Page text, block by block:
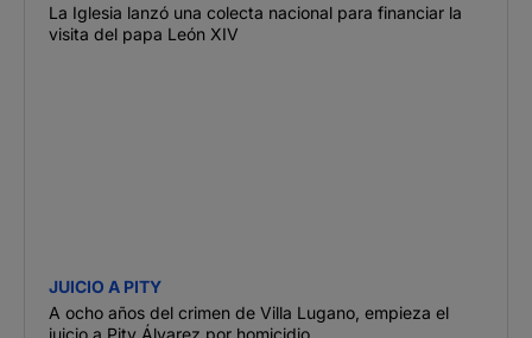
La Iglesia lanzó una colecta nacional para financiar la
visita del papa León XIV
JUICIO A PITY
A ocho años del crimen de Villa Lugano, empieza el
juicio a Pity Álvarez por homicidio